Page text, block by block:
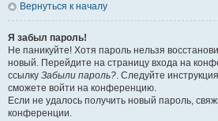
Вернуться к началу
Я забыл пароль!
Не паникуйте! Хотя пароль нельзя
новый. Перейдите на страницу входа на
ссылку Забыли пароль?. Следуйте
сможете войти на конференцию.
Если не удалось получить новый пароль,
конференции.